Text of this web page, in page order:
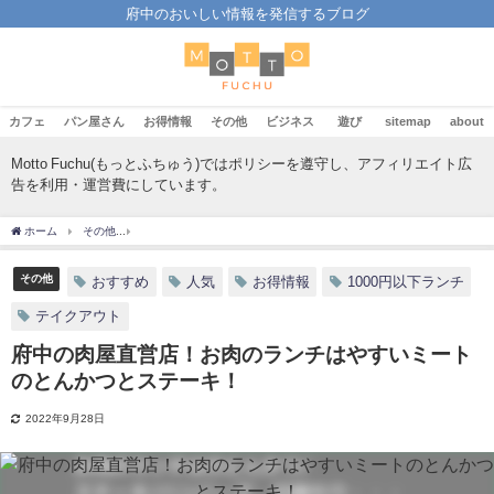
府中のおいしい情報を発信するブログ
カフェ パン屋さん お得情報 その他 ビジネス 遊び sitemap about
Motto Fuchu(もっとふちゅう)ではポリシーを遵守し、アフィリエイト広
告を利用・運営費にしています。
ホーム その他
その他 おすすめ 人気 お得情報 1000円以下ランチ
テイクアウト
府中の肉屋直営店！お肉のランチはやすいミート
のとんかつとステーキ！
2022年9月28日